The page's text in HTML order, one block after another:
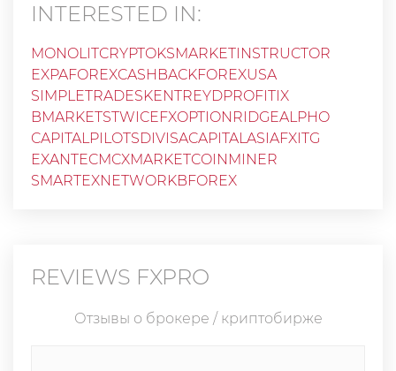
INTERESTED IN:
MONOLITCRYPTOKSMARKETINSTRUCTOR
EXPAFOREXCASHBACKFOREXUSA
SIMPLETRADESKENTREYDPROFITIX
BMARKETSTWICEFXOPTIONRIDGEALPHO
CAPITALPILOTSDIVISACAPITALASIAFXITG
EXANTECMCXMARKETCOINMINER
SMARTEXNETWORKBFOREX
REVIEWS FXPRO
Отзывы о брокере / криптобирже